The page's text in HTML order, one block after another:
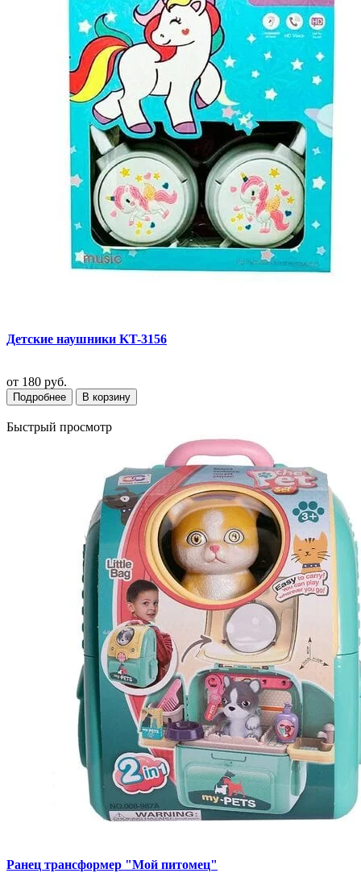
Детские наушники KT-3156
от 180 руб.
Подробнее В корзину
Быстрый просмотр
Ранец трансформер "Мой питомец"